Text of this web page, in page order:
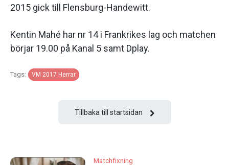
2015 gick till Flensburg-Handewitt.
Kentin Mahé har nr 14 i Frankrikes lag och matchen
börjar 19.00 på Kanal 5 samt Dplay.
Tags: VM 2017 Herrar
Tillbaka till startsidan
Matchfixning